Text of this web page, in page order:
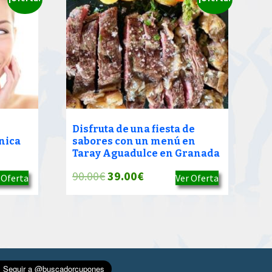
Oferta
Disfruta de una fiesta de
sabores con un menú en
Taray Aguadulce en Granada
90.00€El
90.00€.
39.00€El
precio
39.00€.
Ver Oferta